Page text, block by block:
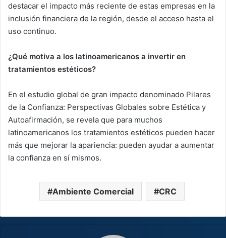
destacar el impacto más reciente de estas empresas en la
inclusión financiera de la región, desde el acceso hasta el
uso continuo.
¿Qué motiva a los latinoamericanos a invertir en
tratamientos estéticos?
En el estudio global de gran impacto denominado Pilares
de la Confianza: Perspectivas Globales sobre Estética y
Autoafirmación, se revela que para muchos
latinoamericanos los tratamientos estéticos pueden hacer
más que mejorar la apariencia: pueden ayudar a aumentar
la confianza en sí mismos.
Ambiente Comercial CRC